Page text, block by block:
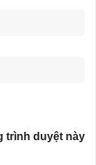
trình duyệt này